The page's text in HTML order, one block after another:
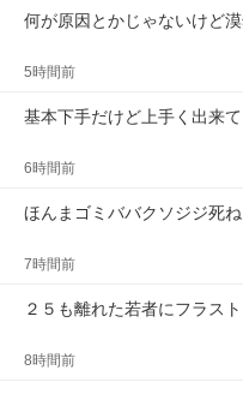
何が原因とかじゃないけど
5時間前
基本下手だけど上手く出来
6時間前
ほんまゴミババクソジジ死
7時間前
２５も離れた若者にフラス
8時間前